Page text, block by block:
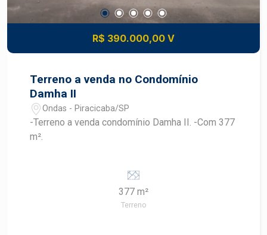
praticidade e bem-estar no dia a dia. Agende sua
visita e conheça esta oportunidade!
R$ 390.000,00 V
Terreno a venda no Condomínio
Damha II
Ondas - Piracicaba/SP
-Terreno a venda condomínio Damha II. -Com 377
m².
377 m²
Terreno